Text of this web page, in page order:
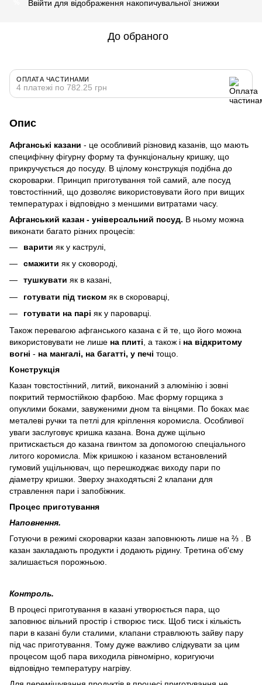
Ввійти для відображення накопичувальної знижки
До обраного
ОПЛАТА ЧАСТИНАМИ
4 платежі по 782.25 грн
Опис
Афганські казани - це особливий різновид казанів, що мають
специфічну фігурну форму та функціональну кришку, що
прикручується до посуду. В цілому конструкція подібна до
скороварки. Принцип приготування той самий, але посуд
товстостінний, що дозволяє використовувати його при вищих
температурах і відповідно з меншими витратами часу.
Афганський казан - універсальний посуд. В ньому можна
виконати багато різних процесів:
варити як у каструлі,
смажити як у сковороді,
тушкувати як в казані,
готувати під тиском як в скороварці,
готувати на парі як у пароварці.
Також перевагою афганського казана є й те, що його можна
використовувати не лише на плиті , а також і на відкритому
вогні - на мангалі, на багатті, у печі тощо.
Конструкція
Казан товстостінний, литий, виконаний з алюмінію і зовні
покритий термостійкою фарбою. Має форму горщика з
опуклими боками, завуженими дном та вінцями. По боках має
металеві ручки та петлі для кріплення коромисла. Особливої
уваги заслуговує кришка казана. Вона дуже щільно
притискається до казана гвинтом за допомогою спеціального
литого коромисла. Між кришкою і казаном встановлений
гумовий ущільнювач, що перешкоджає виходу пари по
діаметру кришки. Зверху знаходятьсяі 2 клапани для
стравлення пари і запобіжник.
Процес приготування
Наповнення.
Готуючи в режимі скороварки казан заповнюють лише на ⅔ . В
казан закладають продукти і додають рідину. Третина об'єму
залишається порожньою.
Контроль.
В процесі приготування в казані утворюється пара, що
заповнює вільний простір і створює тиск. Щоб тиск і кількість
пари в казані були сталими, клапани стравлюють зайву пару
під час приготування. Тому дуже важливо слідкувати за цим
процесом щоб пара виходила рівномірно, коригуючи
відповідно температуру нагріву.